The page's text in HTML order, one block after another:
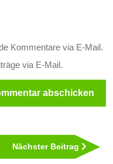
Kommentare via E-Mail.
via E-Mail.
Nächster Beitrag